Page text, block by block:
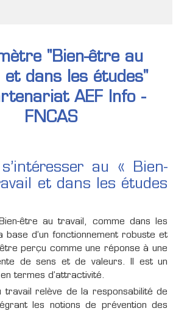
"Bien-être au
dans les études"
AEF Info -
FNCAS
au « Bien-
et dans les études
être au travail, comme dans les
base d’un fonctionnement robuste et
perçu comme une réponse à une
de sens et de valeurs. Il est un
termes d’attractivité.
travail relève de la responsabilité de
les notions de prévention des